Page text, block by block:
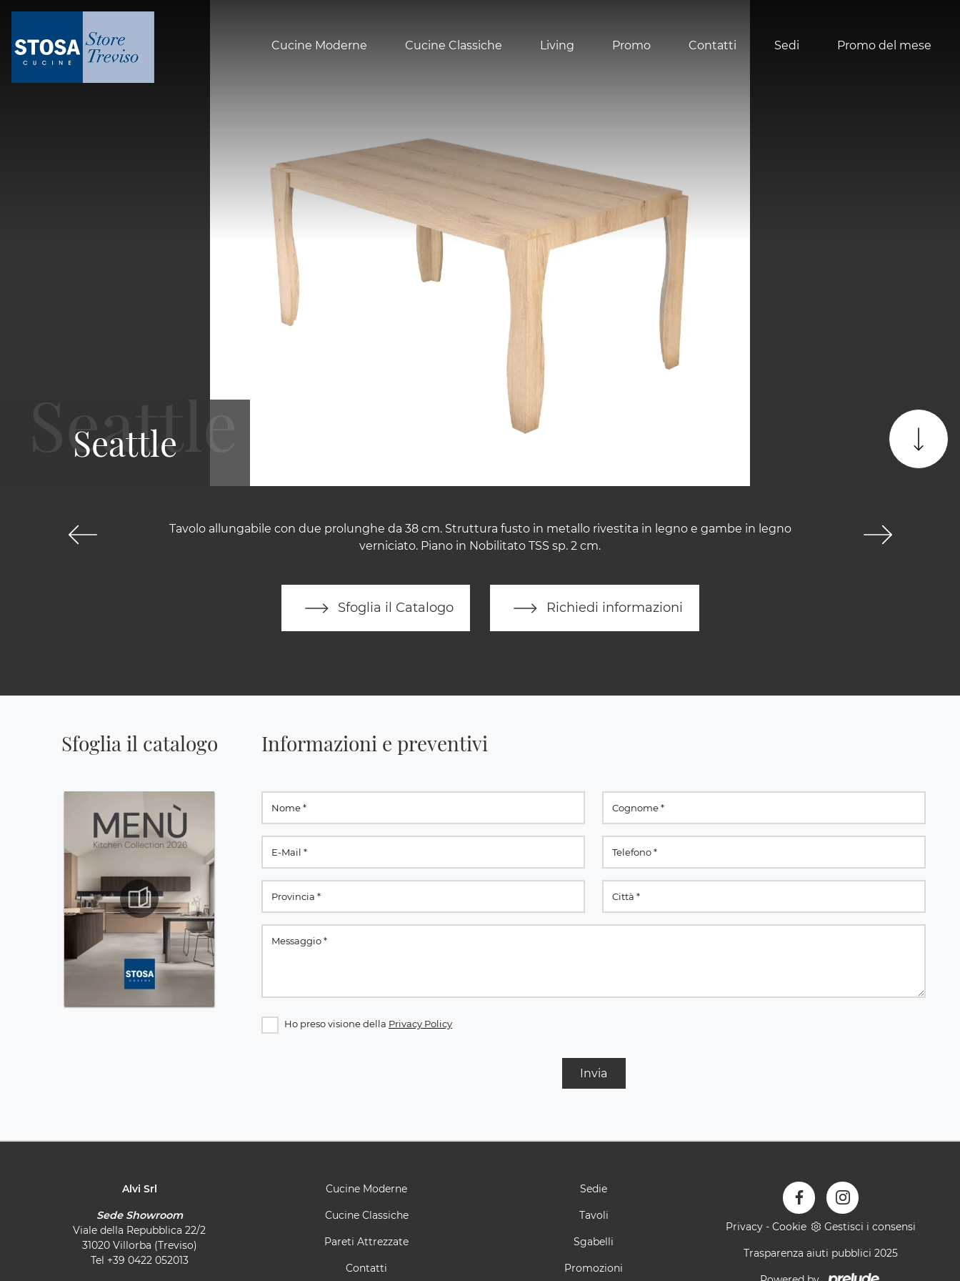
Cucine Moderne Cucine Classiche Living Promo Contatti Sedi Promo del mese
Tavolo allungabile con due prolunghe da 38 cm. Struttura fusto in metallo rivestita in legno e gambe in legno
verniciato. Piano in Nobilitato TSS sp. 2 cm.
Sfoglia il Catalogo Richiedi informazioni
Seattle
Sfoglia il catalogo Informazioni e preventivi
Ho preso visione della Privacy Policy
Invia
Alvi Srl
Sede Showroom
Viale della Repubblica 22/2
31020 Villorba (Treviso)
Tel +39 0422 052013
Cucine Moderne
Cucine Classiche
Pareti Attrezzate
Contatti
Sedie
Tavoli
Sgabelli
Promozioni
Privacy - Cookie Gestisci i consensi
Trasparenza aiuti pubblici 2025